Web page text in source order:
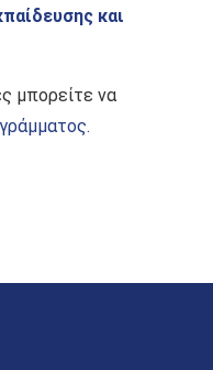
και
μπορείτε να